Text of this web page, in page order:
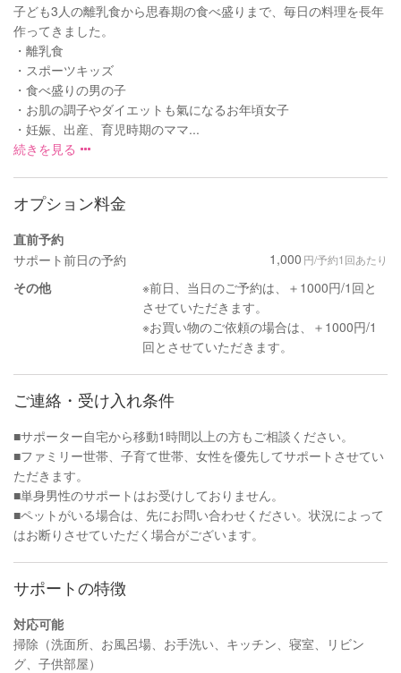
子ども3人の離乳食から思春期の食べ盛りまで、毎日の料理を長年
作ってきました。
・離乳食
・スポーツキッズ
・食べ盛りの男の子
・お肌の調子やダイエットも氣になるお年頃女子
・妊娠、出産、育児時期のママ...
続きを見る
オプション料金
直前予約
サポート前日の予約
1,000 円/予約1回あたり
その他
※前日、当日のご予約は、＋1000円/1回と
させていただきます。
※お買い物のご依頼の場合は、＋1000円/1
回とさせていただきます。
ご連絡・受け入れ条件
■サポーター自宅から移動1時間以上の方もご相談ください。
■ファミリー世帯、子育て世帯、女性を優先してサポートさせてい
ただきます。
■単身男性のサポートはお受けしておりません。
■ペットがいる場合は、先にお問い合わせください。状況によって
はお断りさせていただく場合がございます。
サポートの特徴
対応可能
掃除（洗面所、お風呂場、お手洗い、キッチン、寝室、リビン
グ、子供部屋）